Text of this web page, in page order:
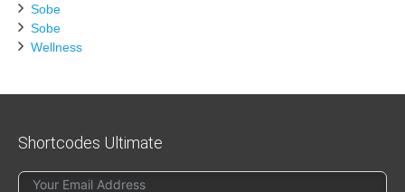
Sobe
Sobe
Wellness
Shortcodes Ultimate